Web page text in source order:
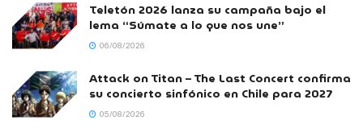
Teletón 2026 lanza su campaña bajo el
lema “Súmate a lo que nos une”
06/08/2026
Attack on Titan – The Last Concert confirma
su concierto sinfónico en Chile para 2027
05/08/2026